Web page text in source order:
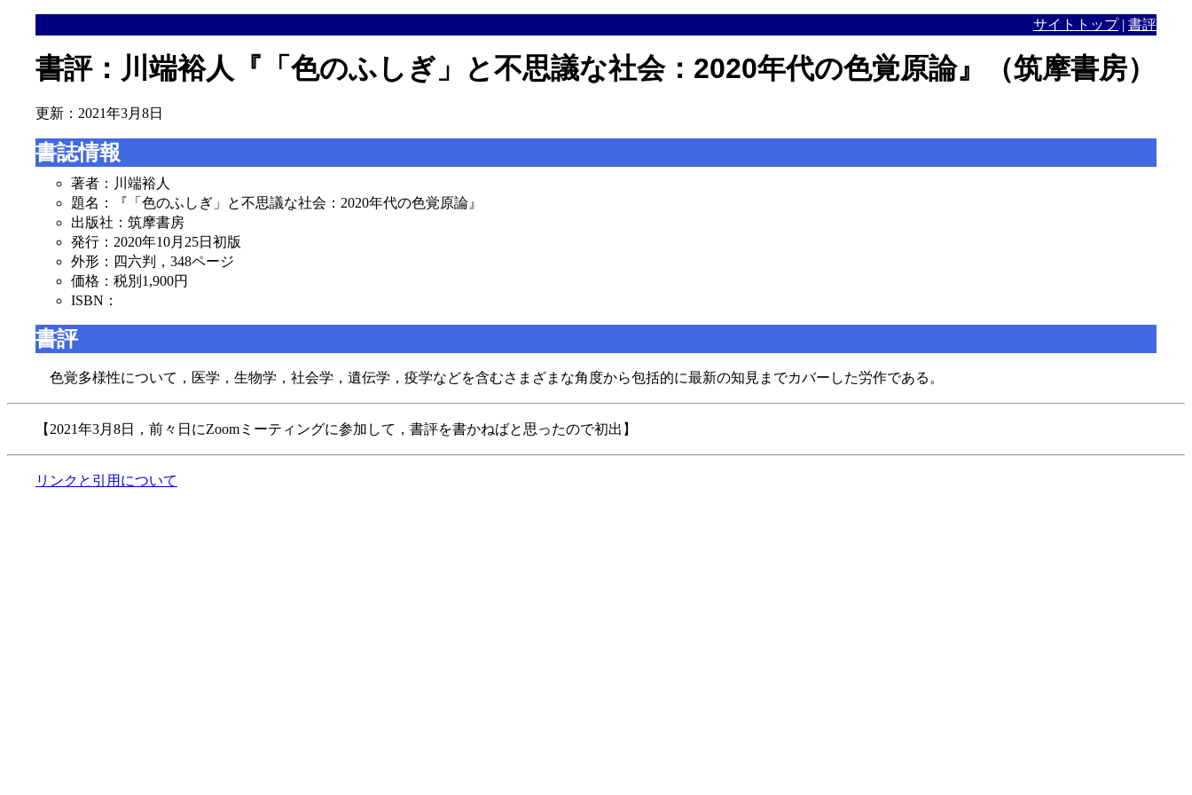
サイトトップ| 書評
書評：川端裕人『「色のふしぎ」と不思議な社会：2020年代の色覚原論』（筑摩書房）
更新：2021年3月8日
書誌情報
著者：川端裕人
題名：『「色のふしぎ」と不思議な社会：2020年代の色覚原論』
出版社：筑摩書房
発行：2020年10月25日初版
外形：四六判，348ページ
価格：税別1,900円
ISBN：
書評
色覚多様性について，医学，生物学，社会学，遺伝学，疫学などを含むさまざまな角度から包括的に最新の知見までカバーした労作である。
【2021年3月8日，前々日にZoomミーティングに参加して，書評を書かねばと思ったので初出】
リンクと引用について